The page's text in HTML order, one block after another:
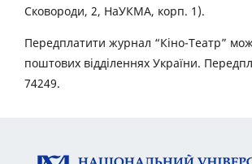
Сковороди, 2, НаУКМА, корп. 1).
Передплатити журнал “Кіно-Театр”
поштових відділеннях України.
74249.